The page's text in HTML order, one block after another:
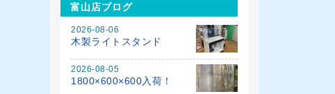
富山店ブログ
2026-08-06
木製ライトスタンド
2026-08-05
1800×600×600入荷！